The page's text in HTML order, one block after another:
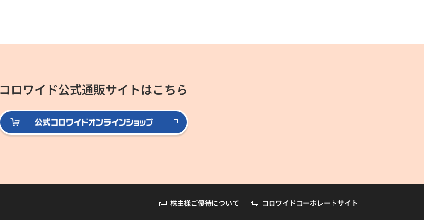
コロワイド公式通販サイトはこちら
公式コロワイドオンラインショップ
株主様ご優待について コロワイドコーポレートサイト